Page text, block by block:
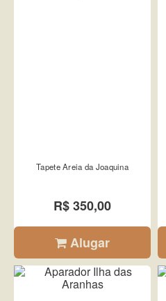
Tapete Areia da Joaquina
R$ 350,00
Alugar